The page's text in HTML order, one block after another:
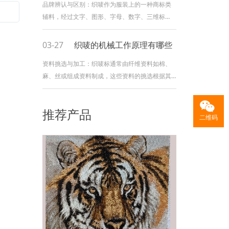
品牌辨认与区别：织唛作为服装上的一种商标类
辅料，经过文字、图形、字母、数字、三维标
志、色彩组合等元素，构成了具有明显特征的标
志。这种标志有助于顾客辨认品牌，并区别不同
力。质量的标志：织唛在织唛机上经过特定的工
艺制作而成，具有结实、线条鲜明、柔软手感好
等
03-27 织唛的机械工作原理有哪些
资料挑选与加工：织唛标通常由纤维资料如棉、
麻、丝或组成资料制成，这些资料的挑选根据其
物理和化学特性，如强度、弹性等。在织唛标的
成布料。纱线的种类、粗细、密度和摆放方式都
的工作原理和织布机相似，是经
推荐产品 二维码